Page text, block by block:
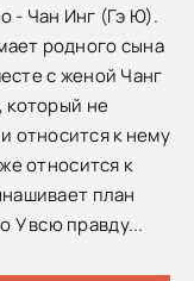
- Чан Инг (Гэ Ю).
родного сына
с женой Чанг
который не
относится к нему
относится к
план
У всю правду...